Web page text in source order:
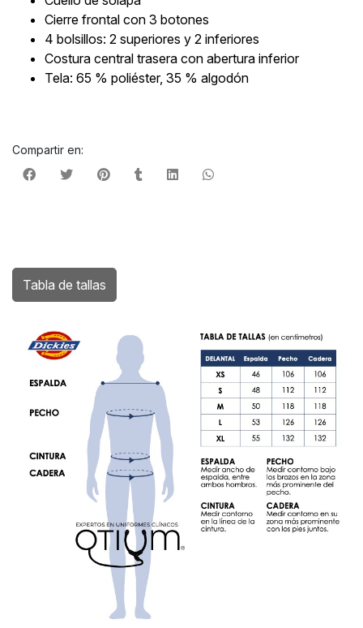
Cierre frontal con 3 botones
4 bolsillos: 2 superiores y 2 inferiores
Costura central trasera con abertura inferior
Tela: 65 % poliéster, 35 % algodón
Compartir en:
Tabla de tallas